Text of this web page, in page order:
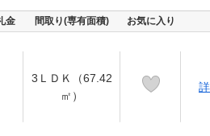
金 間取り(専有面積) お気に入り
3ＬＤＫ（67.42
㎡）